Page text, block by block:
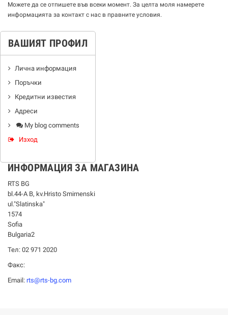
Можете да се отпишете във всеки момент. За целта моля намерете
информацията за контакт с нас в правните условия.
ВАШИЯТ ПРОФИЛ
Лична информация
Поръчки
Кредитни известия
Адреси
My blog comments
Изход
ИНФОРМАЦИЯ ЗА МАГАЗИНА
RTS BG
bl.44-А В, kv.Hristo Smirnenski
ul."Slatinska"
1574
Sofia
Bulgaria2
Тел: 02 971 2020
Факс:
Email: rts@rts-bg.com